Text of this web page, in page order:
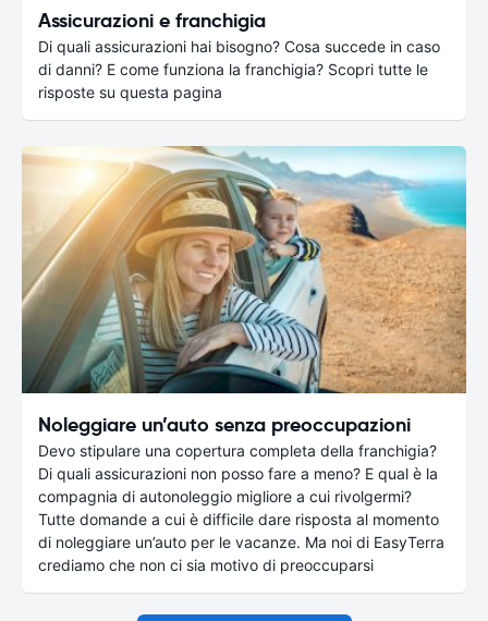
Assicurazioni e franchigia
Di quali assicurazioni hai bisogno? Cosa succede in caso
di danni? E come funziona la franchigia? Scopri tutte le
risposte su questa pagina
Noleggiare un’auto senza preoccupazioni
Devo stipulare una copertura completa della franchigia?
Di quali assicurazioni non posso fare a meno? E qual è la
compagnia di autonoleggio migliore a cui rivolgermi?
Tutte domande a cui è difficile dare risposta al momento
di noleggiare un’auto per le vacanze. Ma noi di EasyTerra
crediamo che non ci sia motivo di preoccuparsi